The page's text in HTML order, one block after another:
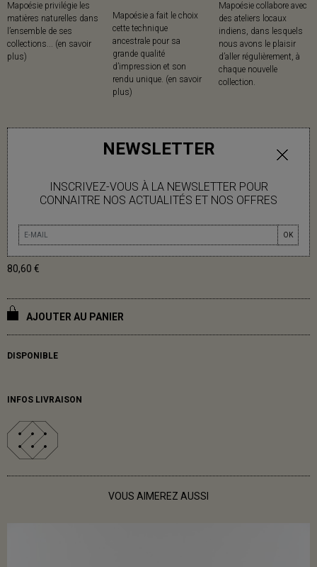
NEWSLETTER
INSCRIVEZ-VOUS À LA NEWSLETTER POUR
CONNAITRE NOS ACTUALITÉS ET NOS OFFRES
OK
Mapoésie privilégie les
matières naturelles dans
l’ensemble de ses
collections... (en savoir
plus)
Mapoésie a fait le choix
cette technique
ancestrale pour sa
grande qualité
d’impression et son
rendu unique. (en savoir
plus)
Mapoésie collabore avec
des ateliers locaux
indiens, dans lesquels
nous avons le plaisir
d’aller régulièrement, à
chaque nouvelle
collection.
HOUSSE DE COUSSIN BLOOM SUN
30/80 CM
30/80cm
100% COTON
Retrouvez nos intérieurs de coussins ici
80,60 €
AJOUTER AU PANIER
DISPONIBLE
INFOS LIVRAISON
VOUS AIMEREZ AUSSI